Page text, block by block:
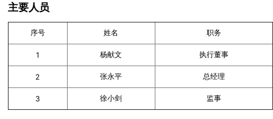
主要人员
序号 姓名 职务
1 杨献文 执行董事
2 张永平 总经理
3 徐小剑 监事